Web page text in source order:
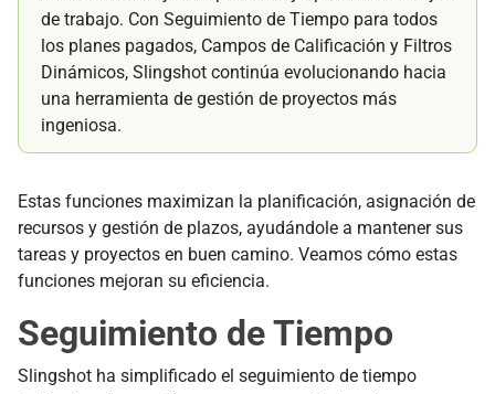
de trabajo. Con Seguimiento de Tiempo para todos
los planes pagados, Campos de Calificación y Filtros
Dinámicos, Slingshot continúa evolucionando hacia
una herramienta de gestión de proyectos más
ingeniosa.
Estas funciones maximizan la planificación, asignación de
recursos y gestión de plazos, ayudándole a mantener sus
tareas y proyectos en buen camino. Veamos cómo estas
funciones mejoran su eficiencia.
Seguimiento de Tiempo
Slingshot ha simplificado el seguimiento de tiempo